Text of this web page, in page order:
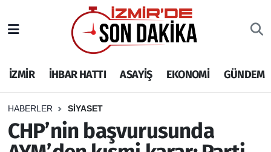
İZMİR İHBAR HATTI ASAYİŞ EKONOMİ GÜNDEM
HABERLER SİYASET
CHP’nin başvurusunda
İHBAR HATTI
DEPREM
GENEL
İzmir Nöbetçi Eczaneler
İzmir Hava Durumu
İzmir Namaz Vakitleri
İzmir Trafik Yoğunluk Haritası